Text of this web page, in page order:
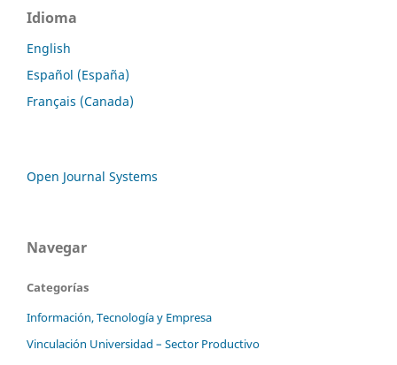
Idioma
English
Español (España)
Français (Canada)
Open Journal Systems
Navegar
Categorías
Información, Tecnología y Empresa
Vinculación Universidad – Sector Productivo